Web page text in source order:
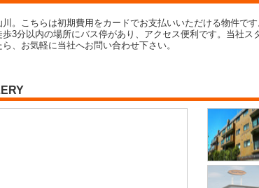
。こちらは初期費用をカードでお支払いいただける物件で
3分以内の場所にバス停があり、アクセス便利です。当社
、お気軽に当社へお問い合わせ下さい。